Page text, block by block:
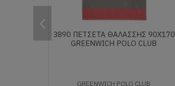
3890 ΠΕΤΣΕΤΑ ΘΑΛΑΣΣΗΣ 90Χ170
GREENWICH POLO CLUB
GREENWICH POLO CLUB